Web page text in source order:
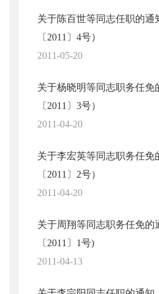
关于陈百世等同志任职的通
〔2011〕4号）
2011-05-20
关于杨晓明等同志职务任免
〔2011〕3号）
2011-04-20
关于李宏英等同志职务任免
〔2011〕2号）
2011-04-20
关于周翔等同志职务任免的
〔2011〕1号)
2011-04-13